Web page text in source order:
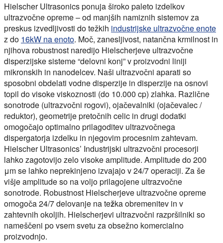
Hielscher Ultrasonics ponuja široko paleto izdelkov
ultrazvočne opreme – od manjših namiznih sistemov za
preskus izvedljivosti do težkih industrijske ultrazvočne enote
z do 16kW na enoto. Moč, zanesljivost, natančna krmilnost in
njihova robustnost naredijo Hielscherjeve ultrazvočne
disperzijske sisteme “delovni konj” v proizvodni liniji
mikronskih in nanodelcev. Naši ultrazvočni aparati so
sposobni obdelati vodne disperzije in disperzije na osnovi
topil dovisoke viskoznosti (do 10.000 cp) zlahka. Različne
sonotrode (ultrazvočni rogovi), ojačevalniki (ojačevalec /
reduktor), geometrije pretočnih celic in drugi dodatki
omogočajo optimalno prilagoditev ultrazvočnega
dispergatorja izdelku in njegovim procesnim zahtevam.
Hielscher Ultrasonics’ Industrijski ultrazvočni procesorji
lahko zagotovijo zelovisoke amplitude. Amplitude do 200
μm se lahko neprekinjeno izvajajo v 24/7 operaciji. Za še
višje amplitude so na voljo prilagojene ultrazvočne
sonotrode. Robustnost Hielscherjeve ultrazvočne opreme
omogoča24/7delovanje natežka obremenitev in v
zahtevnih okoljih. Hielscherjevi ultrazvočni razpršilniki so
nameščeni po vsem svetu za obsežno komercialno
proizvodnjo.